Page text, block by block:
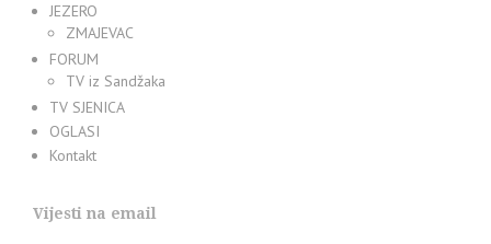
JEZERO
ZMAJEVAC
FORUM
TV iz Sandžaka
TV SJENICA
OGLASI
Kontakt
Vijesti na email